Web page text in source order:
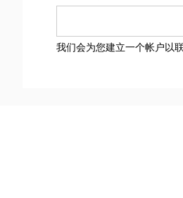
我们会为您建立一个帐户以